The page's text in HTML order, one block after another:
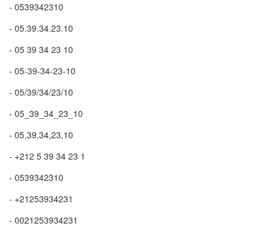
- 0539342310
- 05.39.34.23.10
- 05 39 34 23 10
- 05-39-34-23-10
- 05/39/34/23/10
- 05_39_34_23_10
- 05,39,34,23,10
- +212 5 39 34 23 1
- 0539342310
- +21253934231
- 0021253934231